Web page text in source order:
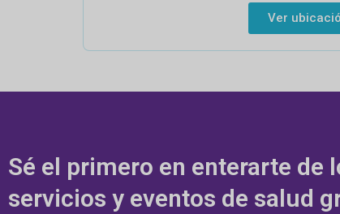
Ver
Sé el primero en enterarte de
servicios y eventos de salud